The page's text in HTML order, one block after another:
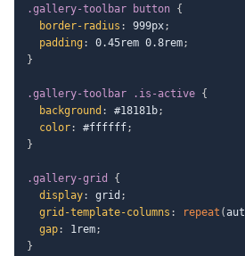
.gallery-toolbar button {
border-radius : 999px;
padding: 0.45rem 0.8rem;
}
.gallery-toolbar .is-active {
background : #18181b;
color: #ffffff;
}
.gallery-grid
{
display: grid ;
grid-template-columns : repeat (
gap: 1rem;
}